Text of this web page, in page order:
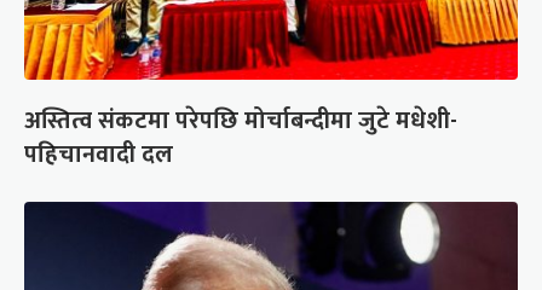
अस्तित्व संकटमा परेपछि मोर्चाबन्दीमा जुटे मधेशी-
पहिचानवादी दल